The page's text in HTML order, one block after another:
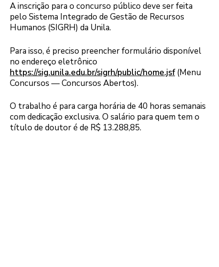
A inscrição para o concurso público deve ser feita
pelo Sistema Integrado de Gestão de Recursos
Humanos (SIGRH) da Unila.
Para isso, é preciso preencher formulário disponível
no endereço eletrônico
https://sig.unila.edu.br/sigrh/public/home.jsf(Menu
Concursos — Concursos Abertos).
O trabalho é para carga horária de 40 horas semanais
com dedicação exclusiva. O salário para quem tem o
título de doutor é de R$ 13.288,85.